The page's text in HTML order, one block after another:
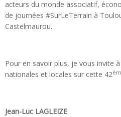
acteurs du monde associatif,
de journées #SurLeTerrain à
Castelmaurou.
Pour en savoir plus, je vous invite
nationales et locales sur cette 42
Jean-Luc LAGLEIZE